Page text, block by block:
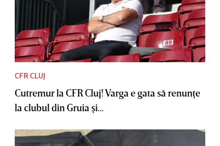
CFR CLUJ
Cutremur la CFR Cluj! Varga e gata să renunţe
la clubul din Gruia şi...